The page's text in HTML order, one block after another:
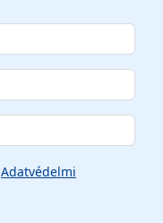
Adatvédelmi